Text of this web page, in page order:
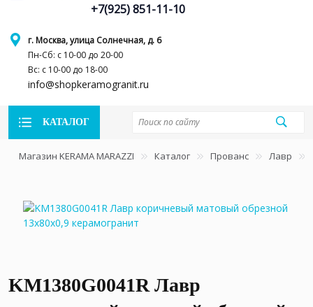
г. Москва, улица Солнечная, д. 6
Пн-Сб: с 10-00 до 20-00
Вс: с 10-00 до 18-00
info@shopkeramogranit.ru
+7(925) 851-11-10
КАТАЛОГ
Магазин KERAMA MARAZZI Каталог Прованс Лавр
KM1380G0041R Лавр